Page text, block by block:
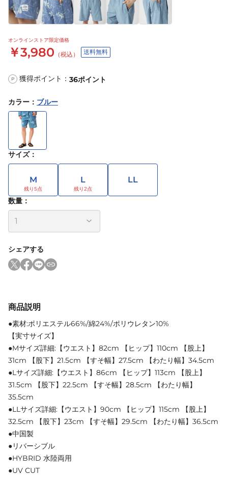
オンラインストア限定価格
￥3,980 （税込） 送料無料
P 獲得ポイント： 36ポイント
カラー ： ブルー
サイズ：
M L LL
数量：
シェアする
商品説明
●素材:ポリエステル66%/綿24%/ポリウレタン10%
【実寸サイズ】
●Mサイズ詳細:【ウエスト】82cm 【ヒップ】110cm 【股上】
31cm 【股下】21.5cm 【すそ幅】27.5cm 【わたり幅】34.5cm
●Lサイズ詳細:【ウエスト】86cm 【ヒップ】113cm 【股上】
31.5cm 【股下】22.5cm 【すそ幅】28.5cm 【わたり幅】
35.5cm
●LLサイズ詳細:【ウエスト】90cm 【ヒップ】115cm 【股上】
32.5cm 【股下】23cm 【すそ幅】29.5cm 【わたり幅】36.5cm
●中国製
●リバーシブル
●HYBRID 水陸両用
●UV CUT